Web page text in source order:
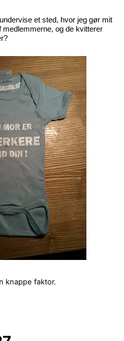
et sted, hvor jeg gør mit
medlemmerne, og de kvitterer
knappe faktor.